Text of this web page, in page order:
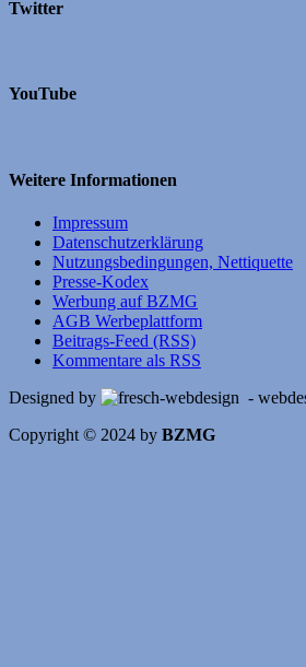
Twitter
YouTube
Weitere Informationen
Impressum
Datenschutzerklärung
Nutzungsbedingungen, Nettiquette
Presse-Kodex
Werbung auf BZMG
AGB Werbeplattform
Beitrags-Feed (RSS)
Kommentare als RSS
Designed by
-
Copyright © 2024 by BZMG